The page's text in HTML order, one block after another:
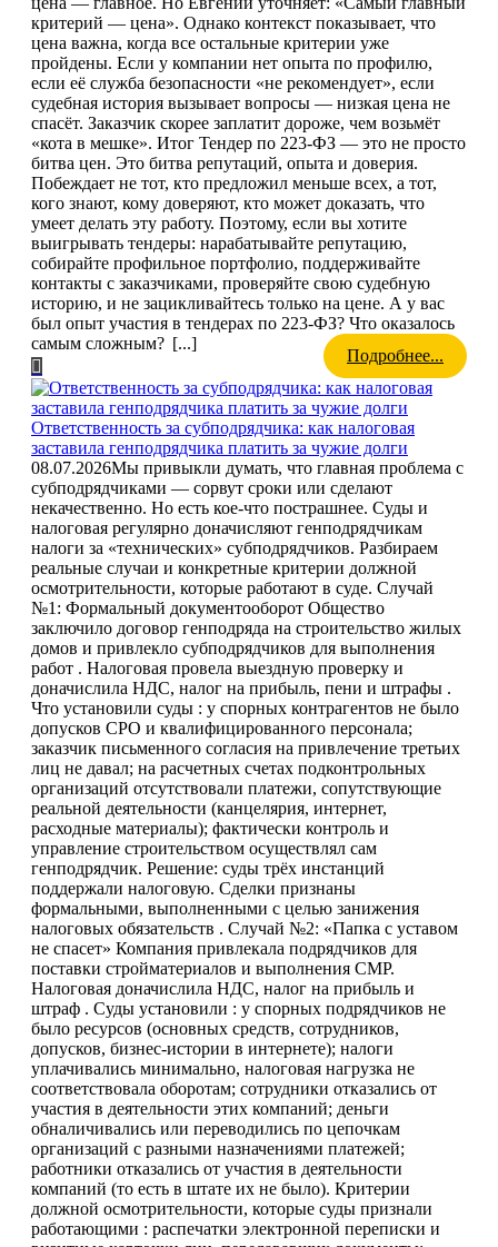
критерий — цена». Однако контекст показывает, что
цена важна, когда все остальные критерии уже
пройдены. Если у компании нет опыта по профилю,
если её служба безопасности «не рекомендует», если
судебная история вызывает вопросы — низкая цена не
спасёт. Заказчик скорее заплатит дороже, чем возьмёт
«кота в мешке». Итог Тендер по 223-ФЗ — это не просто
битва цен. Это битва репутаций, опыта и доверия.
Побеждает не тот, кто предложил меньше всех, а тот,
кого знают, кому доверяют, кто может доказать, что
умеет делать эту работу. Поэтому, если вы хотите
выигрывать тендеры: нарабатывайте репутацию,
собирайте профильное портфолио, поддерживайте
контакты с заказчиками, проверяйте свою судебную
историю, и не зацикливайтесь только на цене. А у вас
был опыт участия в тендерах по 223-ФЗ? Что оказалось
самым сложным? [...]
Подробнее...
Ответственность за субподрядчика: как налоговая
заставила генподрядчика платить за чужие долги
08.07.2026Мы привыкли думать, что главная проблема с
субподрядчиками — сорвут сроки или сделают
некачественно. Но есть кое-что пострашнее. Суды и
налоговая регулярно доначисляют генподрядчикам
налоги за «технических» субподрядчиков. Разбираем
реальные случаи и конкретные критерии должной
осмотрительности, которые работают в суде. Случай
№1: Формальный документооборот Общество
заключило договор генподряда на строительство жилых
домов и привлекло субподрядчиков для выполнения
работ . Налоговая провела выездную проверку и
доначислила НДС, налог на прибыль, пени и штрафы .
Что установили суды : у спорных контрагентов не было
допусков СРО и квалифицированного персонала;
заказчик письменного согласия на привлечение третьих
лиц не давал; на расчетных счетах подконтрольных
организаций отсутствовали платежи, сопутствующие
реальной деятельности (канцелярия, интернет,
расходные материалы); фактически контроль и
управление строительством осуществлял сам
генподрядчик. Решение: суды трёх инстанций
поддержали налоговую. Сделки признаны
формальными, выполненными с целью занижения
налоговых обязательств . Случай №2: «Папка с уставом
не спасет» Компания привлекала подрядчиков для
поставки стройматериалов и выполнения СМР.
Налоговая доначислила НДС, налог на прибыль и
штраф . Суды установили : у спорных подрядчиков не
было ресурсов (основных средств, сотрудников,
допусков, бизнес-истории в интернете); налоги
уплачивались минимально, налоговая нагрузка не
соответствовала оборотам; сотрудники отказались от
участия в деятельности этих компаний; деньги
обналичивались или переводились по цепочкам
организаций с разными назначениями платежей;
работники отказались от участия в деятельности
компаний (то есть в штате их не было). Критерии
должной осмотрительности, которые суды признали
работающими : распечатки электронной переписки и